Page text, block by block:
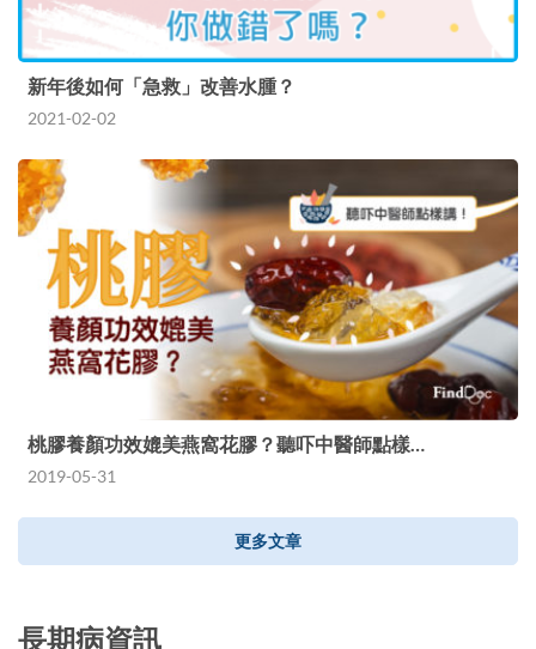
新年後如何「急救」改善水腫？
2021-02-02
桃膠養顏功效媲美燕窩花膠？聽吓中醫師點樣…
2019-05-31
更多文章
長期病資訊